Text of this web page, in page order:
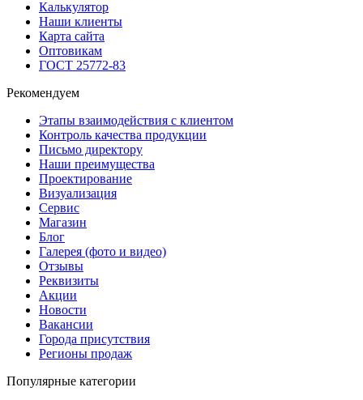
Калькулятор
Наши клиенты
Карта сайта
Оптовикам
ГОСТ 25772-83
Рекомендуем
Этапы взаимодействия с клиентом
Контроль качества продукции
Письмо директору
Наши преимущества
Проектирование
Визуализация
Сервис
Магазин
Блог
Галерея (фото и видео)
Отзывы
Реквизиты
Акции
Новости
Вакансии
Города присутствия
Регионы продаж
Популярные категории